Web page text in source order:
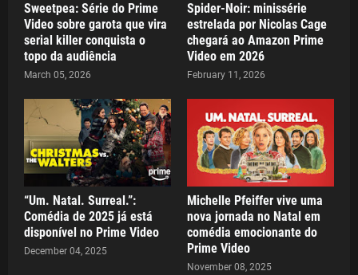
Sweetpea: Série do Prime
Video sobre garota que vira
serial killer conquista o
topo da audiência
March 05, 2026
Spider-Noir: minissérie
estrelada por Nicolas Cage
chegará ao Amazon Prime
Video em 2026
February 11, 2026
“Um. Natal. Surreal.”:
Comédia de 2025 já está
disponível no Prime Video
December 04, 2025
Michelle Pfeiffer vive uma
nova jornada no Natal em
comédia emocionante do
Prime Video
November 08, 2025